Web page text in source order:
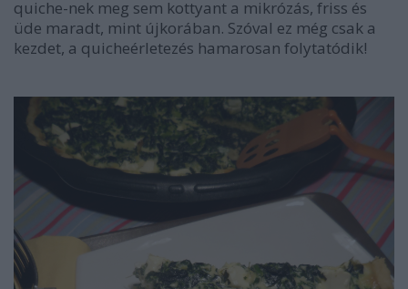
quiche-nek meg sem kottyant a mikrózás, friss és
üde maradt, mint újkorában. Szóval ez még csak a
kezdet, a quicheérletezés hamarosan folytatódik!